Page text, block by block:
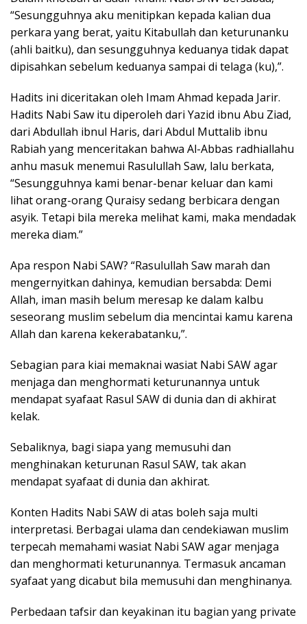
“Sesungguhnya aku menitipkan kepada kalian dua
perkara yang berat, yaitu Kitabullah dan keturunanku
(ahli baitku), dan sesungguhnya keduanya tidak dapat
dipisahkan sebelum keduanya sampai di telaga (ku),”.
Hadits ini diceritakan oleh Imam Ahmad kepada Jarir.
Hadits Nabi Saw itu diperoleh dari Yazid ibnu Abu Ziad,
dari Abdullah ibnul Haris, dari Abdul Muttalib ibnu
Rabiah yang menceritakan bahwa Al-Abbas radhiallahu
anhu masuk menemui Rasulullah Saw, lalu berkata,
“Sesungguhnya kami benar-benar keluar dan kami
lihat orang-orang Quraisy sedang berbicara dengan
asyik. Tetapi bila mereka melihat kami, maka mendadak
mereka diam.”
Apa respon Nabi SAW? “Rasulullah Saw marah dan
mengernyitkan dahinya, kemudian bersabda: Demi
Allah, iman masih belum meresap ke dalam kalbu
seseorang muslim sebelum dia mencintai kamu karena
Allah dan karena kekerabatanku,”.
Sebagian para kiai memaknai wasiat Nabi SAW agar
menjaga dan menghormati keturunannya untuk
mendapat syafaat Rasul SAW di dunia dan di akhirat
kelak.
Sebaliknya, bagi siapa yang memusuhi dan
menghinakan keturunan Rasul SAW, tak akan
mendapat syafaat di dunia dan akhirat.
Konten Hadits Nabi SAW di atas boleh saja multi
interpretasi. Berbagai ulama dan cendekiawan muslim
terpecah memahami wasiat Nabi SAW agar menjaga
dan menghormati keturunannya. Termasuk ancaman
syafaat yang dicabut bila memusuhi dan menghinanya.
Perbedaan tafsir dan keyakinan itu bagian yang private